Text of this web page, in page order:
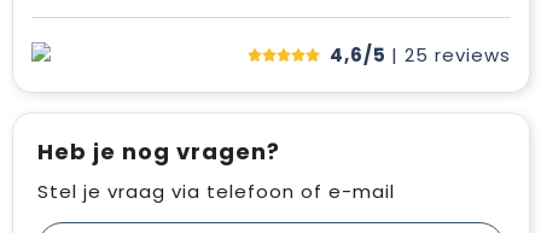
4,6/5 | 25 reviews
Heb je nog vragen?
Stel je vraag via telefoon of e-mail